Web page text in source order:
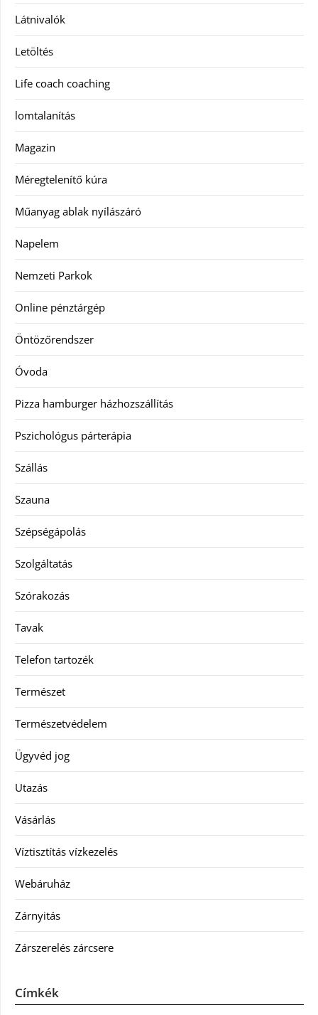
Látnivalók
Letöltés
Life coach coaching
lomtalanítás
Magazin
Méregtelenítő kúra
Műanyag ablak nyílászáró
Napelem
Nemzeti Parkok
Online pénztárgép
Öntözőrendszer
Óvoda
Pizza hamburger házhozszállítás
Pszichológus párterápia
Szállás
Szauna
Szépségápolás
Szolgáltatás
Szórakozás
Tavak
Telefon tartozék
Természet
Természetvédelem
Ügyvéd jog
Utazás
Vásárlás
Víztisztítás vízkezelés
Webáruház
Zárnyitás
Zárszerelés zárcsere
Címkék